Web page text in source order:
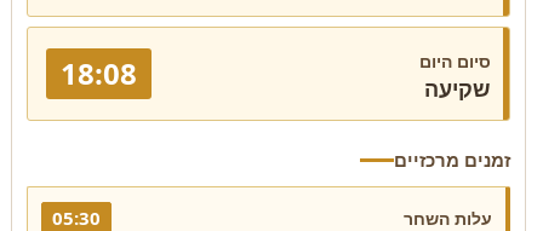
סיום היום
שקיעה 18:08
זמנים מרכזיים
עלות השחר 05:30